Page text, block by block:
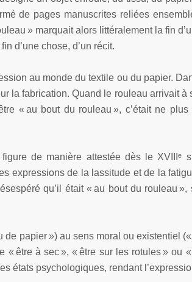
de pages manuscrites reliées
» marquait alors littéralement la fin
d’une chose, d’un récit.
au monde du textile ou du papier.
la fabrication. Quand le rouleau arrivait à
« au bout du rouleau », c’était ne
de manière attestée dès le XVIIIᵉ
expressions de la lassitude et de la
qu’il était « au bout du rouleau
papier ») au sens moral ou existentiel
« être à sec », « être sur les rotules » ou
états psychologiques, rendant